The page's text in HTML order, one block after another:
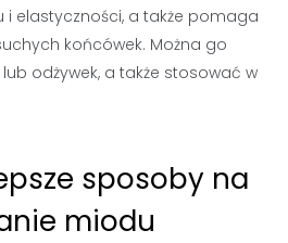
i elastyczności, a także pomaga
końcówek. Można go
odżywek, a także stosować w
sposoby na
miodu